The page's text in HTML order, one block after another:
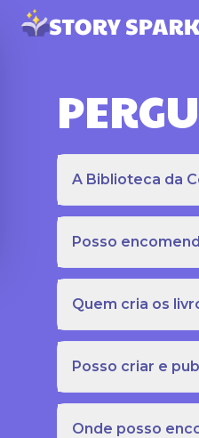
A Biblioteca da
Posso
Quem cria os
Posso criar e
Onde posso